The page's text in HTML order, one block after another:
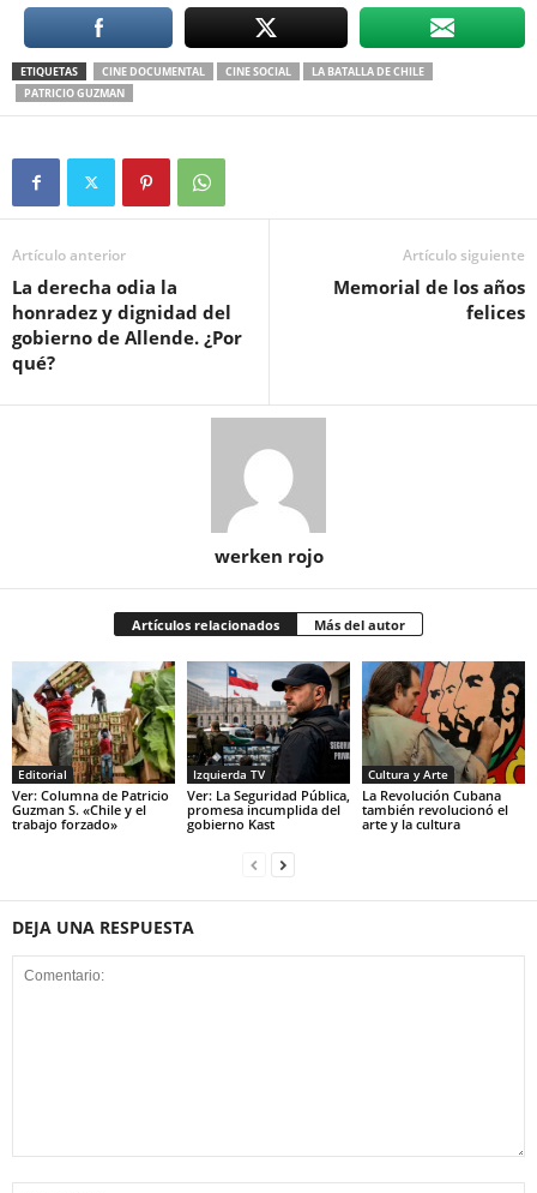
ETIQUETAS CINE DOCUMENTAL CINE SOCIAL
LA BATALLA DE CHILE
PATRICIO GUZMAN
Artículo anterior
La derecha odia la
honradez y dignidad del
gobierno de Allende. ¿Por
qué?
Artículo siguiente
Memorial de los años
felices
werken rojo
Artículos relacionados Más del autor
Editorial
Ver: Columna de Patricio
Guzman S. «Chile y el
trabajo forzado»
Izquierda TV
Ver: La Seguridad Pública,
promesa incumplida del
gobierno Kast
Cultura y Arte
La Revolución Cubana
también revolucionó el
arte y la cultura
DEJA UNA RESPUESTA